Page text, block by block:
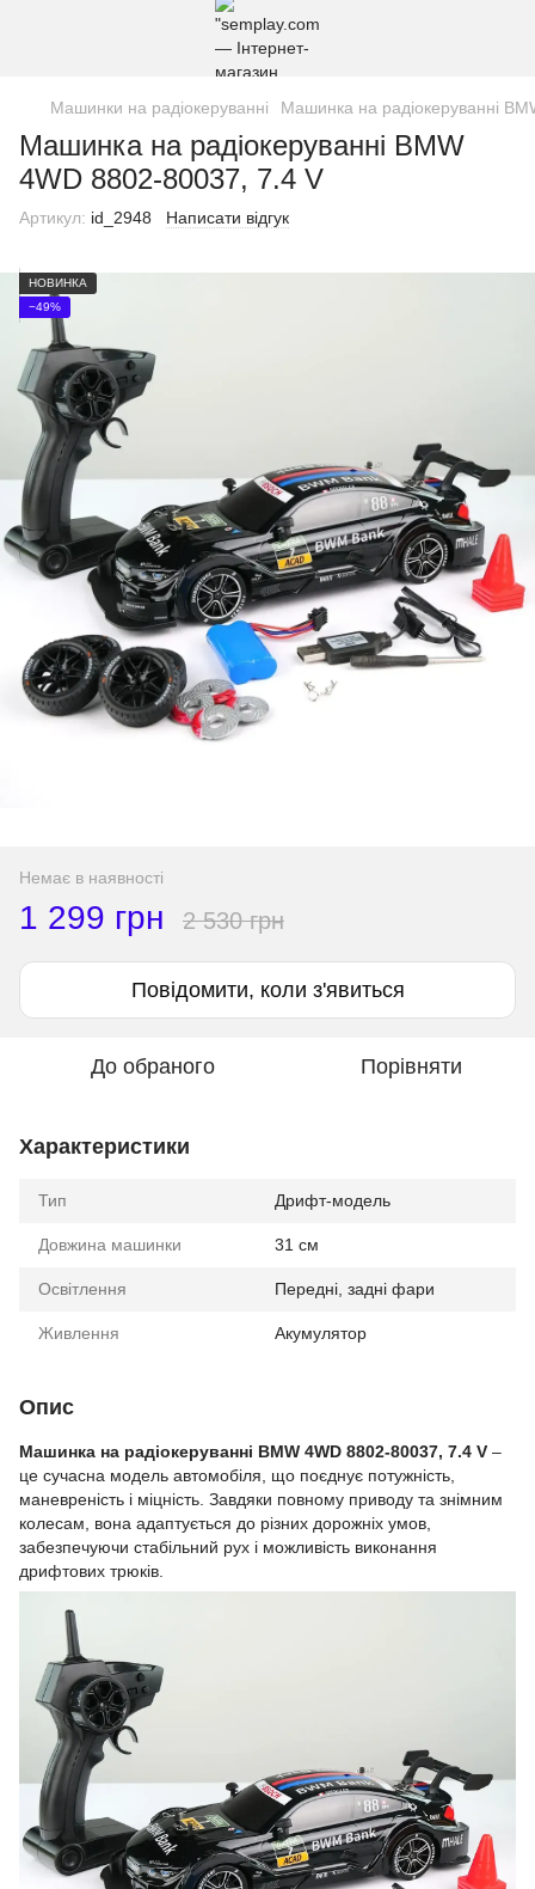
Машинки на радіокеруванні Машинка на радіокеруванні
Машинка на радіокеруванні BMW
4WD 8802-80037, 7.4 V
Артикул: id_2948 Написати відгук
НОВИНКА
−49%
Немає в наявності
1 299 грн 2 530 грн
Повідомити, коли з'явиться
До обраного Порівняти
Характеристики
Тип Дрифт-модель
Довжина машинки 31 см
Освітлення Передні, задні фари
Живлення Акумулятор
Опис
Машинка на радіокеруванні BMW 4WD 8802-80037, 7.4 V –
це сучасна модель автомобіля, що поєднує потужність,
маневреність і міцність. Завдяки повному приводу та знімним
колесам, вона адаптується до різних дорожніх умов,
забезпечуючи стабільний рух і можливість виконання
дрифтових трюків.